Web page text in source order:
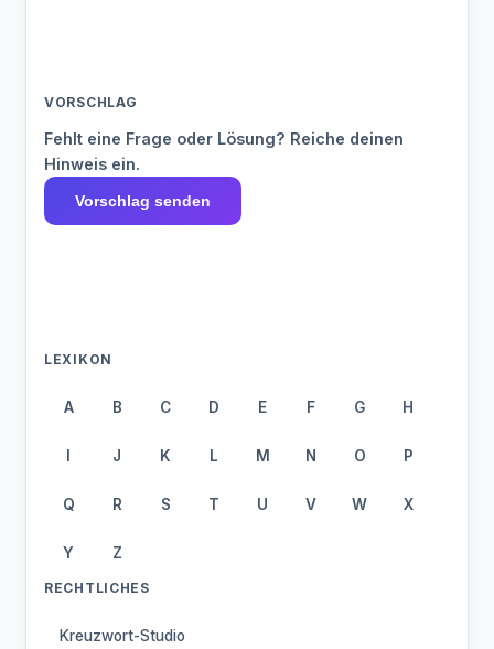
VORSCHLAG
Fehlt eine Frage oder Lösung? Reiche deinen
Hinweis ein.
Vorschlag senden
LEXIKON
A B C D E F G H
I J K L M N O P
Q R S T U V W X
Y Z
RECHTLICHES
Kreuzwort-Studio